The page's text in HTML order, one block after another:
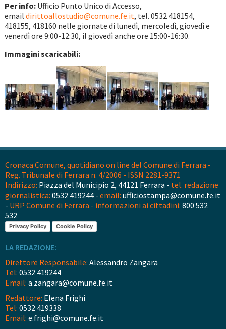
Per info:Ufficio Punto Unico di Accesso,
email dirittoallostudio@comune.fe.it, tel. 0532 418154,
418155, 418160 nelle giornate di lunedì, mercoledì, giovedì e
venerdì ore 9:00-12:30, il giovedì anche ore 15:00-16:30.
Immagini scaricabili:
Cronaca Comune, quotidiano on line del Comune di Ferrara -
Reg. Tribunale di Ferrara n. 4/2006 - ISSN 2281-9371
Indirizzo: Piazza del Municipio 2, 44121 Ferrara - tel. redazione
giornalistica: 0532 419244 - email: ufficiostampa@comune.fe.it
- URP Comune di Ferrara - informazioni ai cittadini: 800 532
532
Privacy Policy Cookie Policy
LA REDAZIONE:
Direttore Responsabile: Alessandro Zangara
Tel: 0532 419244
Email: a.zangara@comune.fe.it
Redattore: Elena Frighi
Tel: 0532 419338
Email: e.frighi@comune.fe.it